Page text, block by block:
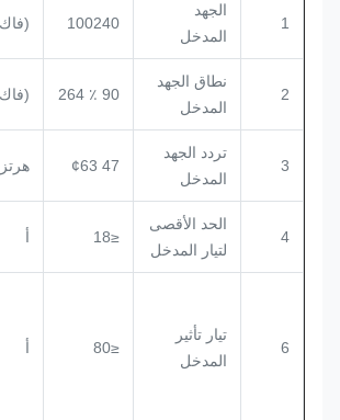
1
الجهد
المدخل
100240
2
نطاق الجهد
المدخل
90 ٪ 264
3
تردد الجهد
المدخل
47 ¢63 هرتز
4
الحد الأقصى
لتيار المدخل
≤18 أ
6
تيار تأثير
المدخل
≤80 أ